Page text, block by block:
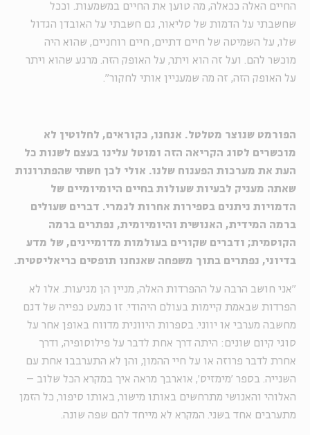
החיים האלה ככאלה, מה טוען את החיים במשמעות. וככל
שחשבתי על הדמות של סליאור, גם חשבתי על האובדן הגדול
שלו, על השמיטה של חיים דתיים, חיים רוחניים, שהוא היה
מוכשר להם. ועל זה הוא ויתר, על האופק הזה. מרגע שהוא ויתר
על האופק הזה, זה מה שמעניין אותי לחקור".
הפורמט שנוצר מטלטל. אנחנו, כקוראים, לחלוטין לא
מוכשרים לסוג הקריאה הזה ומוטל עלינו בעצם לשנות כל
העת את מערכות הפענוח שלנו. אולי לכן חשתי שהפתרונות
שאתה מעניק לבעיות שעולות בחיים היומיומיים של
הדמויות ניתנים בספירות אחרות לגמרי. דברים שעולים
ברמה המידית, האנושית והיומיומית, נפתרים ברמה
הקוסמית; ודברים שקורים בעולמות מדומיינים, של מדע
בדיוני, נפתרים בתוך משפחה שאנחנו תופסים כריאליסטית.
״אני חושב הרבה על ההפרדות האלה, מניין הן מגיעות. אלו לא
הפרדות שבאמת קיימות בעולם היהודי. זו כמעט כפייה של דגם
מחשבה מערבי או יווני. בספרות היוונית מדווח באופן אחר על
סוגי קיום שונים: היתה דרך אחת לדבר על פילוסופיה, ודרך
אחרת לדבר פרוזה או על חיי ההמון, והן לא התערבבו אחת עם
השנייה. בספר 'מימזיס', אוארבך מראה איך במקרא הכל שלוב –
האלוהי והאנושי מתרחשים באותו מישור, באותו סיפור, כל הזמן
מתערבים אחד בשני. המקרא לא מייחד להם שפה שונה.